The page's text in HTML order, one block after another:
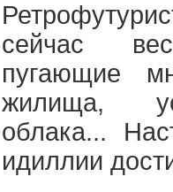
сейчас
пугающие
жилища,
облака...
идиллии